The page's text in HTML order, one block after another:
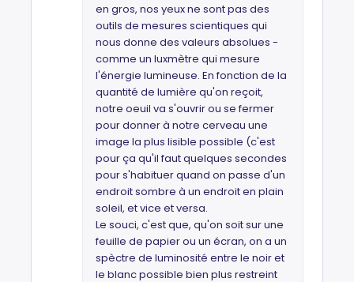
en gros, nos yeux ne sont pas des
outils de mesures scientiques qui
nous donne des valeurs absolues -
comme un luxmètre qui mesure
l'énergie lumineuse. En fonction de la
quantité de lumière qu'on reçoit,
notre oeuil va s'ouvrir ou se fermer
pour donner à notre cerveau une
image la plus lisible possible (c'est
pour ça qu'il faut quelques secondes
pour s'habituer quand on passe d'un
endroit sombre à un endroit en plain
soleil, et vice et versa.
Le souci, c'est que, qu'on soit sur une
feuille de papier ou un écran, on a un
spèctre de luminosité entre le noir et
le blanc possible bien plus restreint